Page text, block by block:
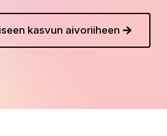
kasvun aivoriiheen